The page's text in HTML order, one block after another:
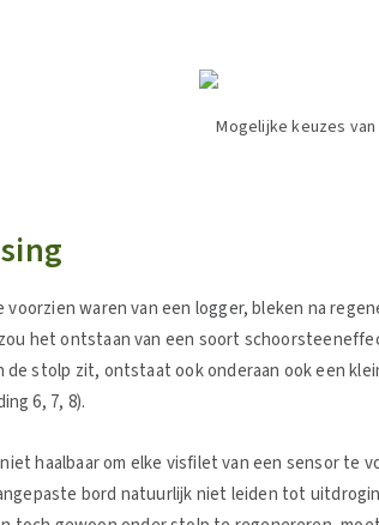
Mogelijke keuzes
voorzien waren van een logger, bleken na
het ontstaan van een soort
stolp zit, ontstaat ook onderaan ook een
6, 7, 8).
haalbaar om elke visfilet van een sensor
bord natuurlijk niet leiden tot